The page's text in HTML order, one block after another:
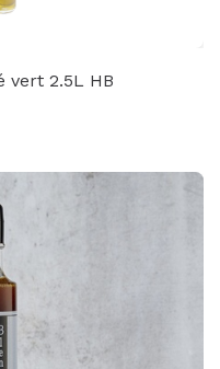
vert 2.5L HB